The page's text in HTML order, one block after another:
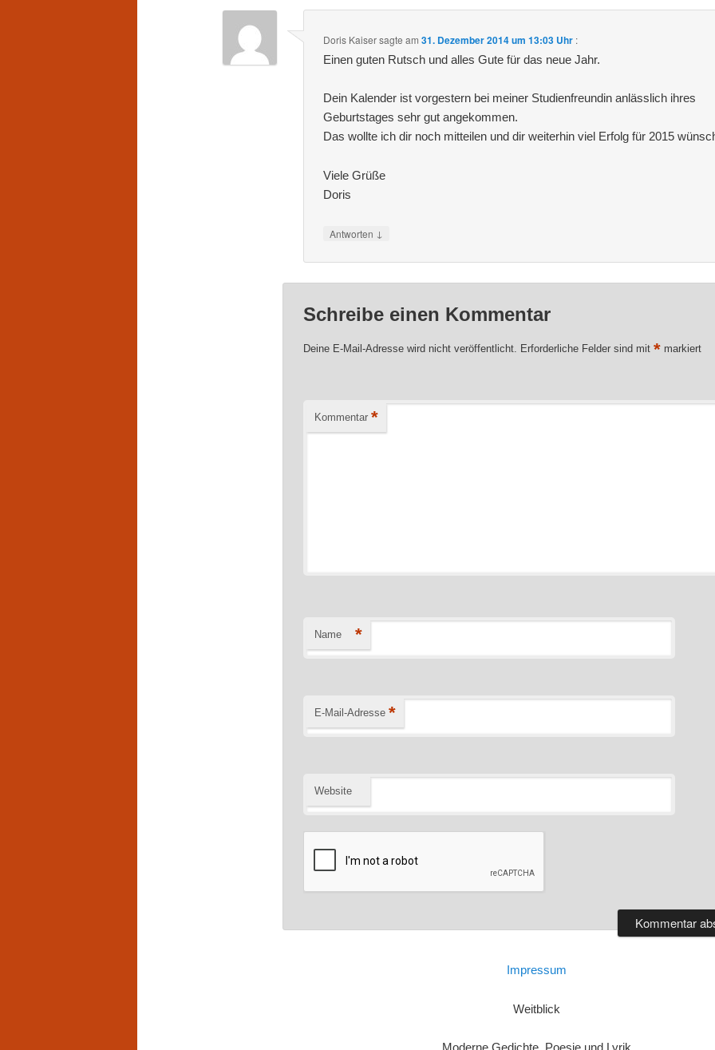
Doris Kaisersagte am31. Dezember 2014 um 13:03 Uhr :
Einen guten Rutsch und alles Gute für das neue Jahr.
Dein Kalender ist vorgestern bei meiner Studienfreundin anlässlich ihres
Geburtstages sehr gut angekommen.
Das wollte ich dir noch mitteilen und dir weiterhin viel Erfolg für 2015
Viele Grüße
Doris
Antworten ↓
Schreibe einen Kommentar
Deine E-Mail-Adresse wird nicht veröffentlicht. Erforderliche Felder sind mit *markiert
Kommentar *
Name *
E-Mail-Adresse *
Website
Impressum
Weitblick
Moderne Gedichte, Poesie und Lyrik